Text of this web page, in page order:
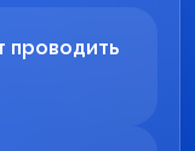
проводить